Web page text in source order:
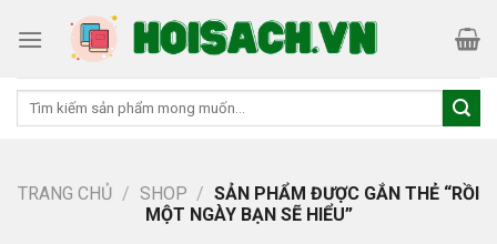
Tìm
TRANG CHỦ / SHOP / SẢN PHẨM ĐƯỢC GẮN THẺ “RỒI
MỘT NGÀY BẠN SẼ HIỂU”